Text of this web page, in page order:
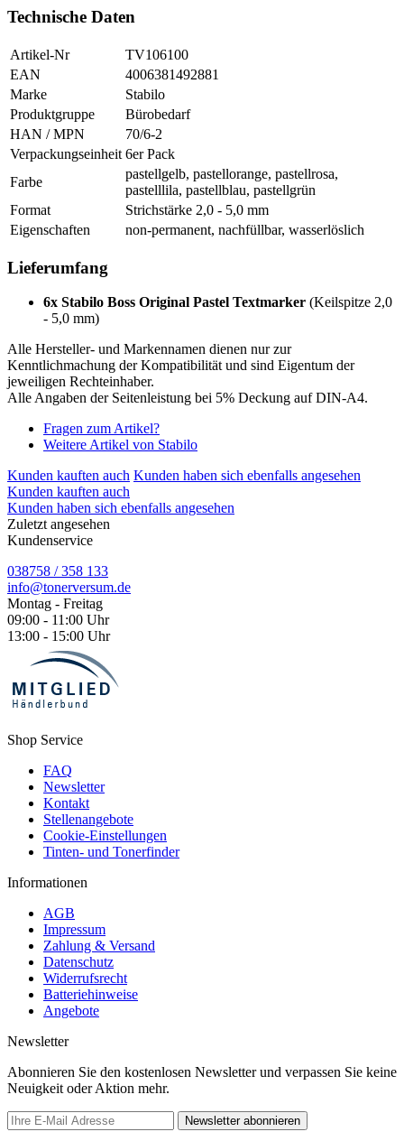
Technische Daten
Artikel-Nr
TV106100
EAN
4006381492881
Marke
Stabilo
Produktgruppe
Bürobedarf
HAN / MPN
70/6-2
Verpackungseinheit 6er Pack
Farbe
pastellgelb, pastellorange, pastellrosa,
pastelllila, pastellblau, pastellgrün
Format
Strichstärke 2,0 - 5,0 mm
Eigenschaften
non-permanent, nachfüllbar, wasserlöslich
Lieferumfang
6x Stabilo Boss Original Pastel Textmarker (Keilspitze 2,0
- 5,0 mm)
Alle Hersteller- und Markennamen dienen nur zur
Kenntlichmachung der Kompatibilität und sind Eigentum der
jeweiligen Rechteinhaber.
Alle Angaben der Seitenleistung bei 5% Deckung auf DIN-A4.
Fragen zum Artikel?
Weitere Artikel von Stabilo
Kunden kauften auch Kunden haben sich ebenfalls angesehen
Kunden kauften auch
Kunden haben sich ebenfalls angesehen
Zuletzt angesehen
Kundenservice
038758 / 358 133
info@tonerversum.de
Montag - Freitag
09:00 - 11:00 Uhr
13:00 - 15:00 Uhr
Shop Service
FAQ
Newsletter
Kontakt
Stellenangebote
Cookie-Einstellungen
Tinten- und Tonerfinder
Informationen
AGB
Impressum
Zahlung & Versand
Datenschutz
Widerrufsrecht
Batteriehinweise
Angebote
Newsletter
Abonnieren Sie den kostenlosen Newsletter und verpassen Sie keine
Neuigkeit oder Aktion mehr.
Newsletter abonnieren